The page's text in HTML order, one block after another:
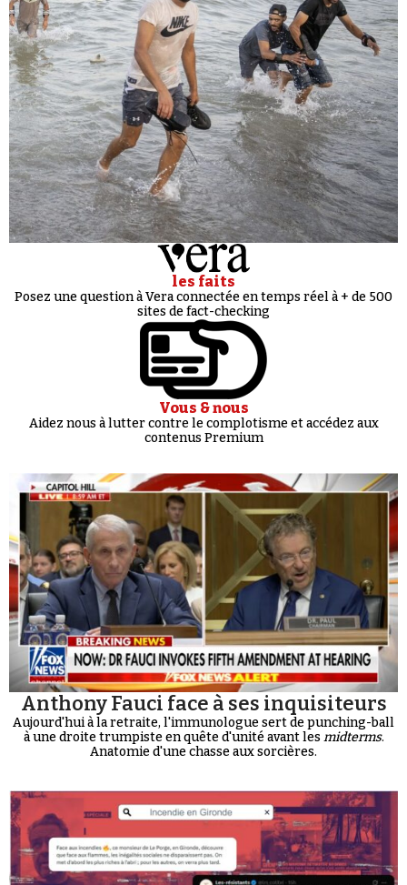
les faits
Posez une question à Vera connectée en temps réel à + de 500
sites de fact-checking
Vous & nous
Aidez nous à lutter contre le complotisme et accédez aux
contenus Premium
Anthony Fauci face à ses inquisiteurs
Aujourd'hui à la retraite, l'immunologue sert de punching-ball
à une droite trumpiste en quête d'unité avant les midterms.
Anatomie d'une chasse aux sorcières.